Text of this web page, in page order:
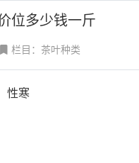
位多少钱一斤
栏目：茶叶种类
性寒